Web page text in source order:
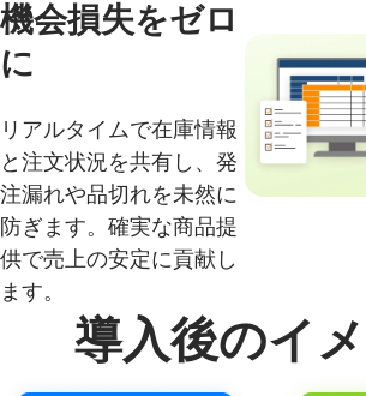
機会損失をゼロ
に
リアルタイムで在庫情報
と注文状況を共有し、発
注漏れや品切れを未然に
防ぎます。確実な商品提
供で売上の安定に貢献し
ます。
導入後のイ